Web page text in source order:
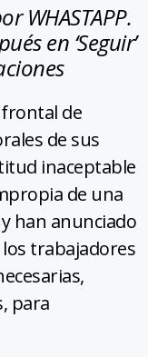
WHASTAPP.
en ‘Seguir’
frontal de
de sus
inaceptable
de una
han anunciado
trabajadores
para